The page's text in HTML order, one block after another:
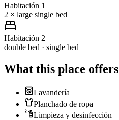
Habitación 1
2 × large single bed
Habitación 2
double bed · single bed
What this place offers
Lavandería
Planchado de ropa
Limpieza y desinfección